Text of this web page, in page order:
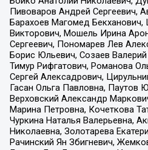
Пивоваров Андрей Сергеевич,
Барахоев Магомед Бекханович,
Викторович, Мошель Ирина
Сергеевич, Пономарев Лев
Борис Юльевич, Созаев
Тимур Рифгатович, Романова
Сергей Алексадрович,
Гасан Ольга Павловна, Паутов
Верховский Александр
Марина Петровна, Кочеткова
Чуркина Наталья Валерьевна,
Николаевна, Золотарева
Рачинский Ян Збигневич,